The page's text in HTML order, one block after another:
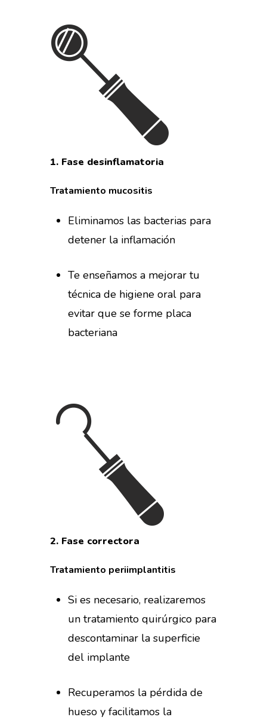
1. Fase desinflamatoria
Tratamiento mucositis
Eliminamos las bacterias para
detener la inflamación
Te enseñamos a mejorar tu
técnica de higiene oral para
evitar que se forme placa
bacteriana
2. Fase correctora
Tratamiento periimplantitis
Si es necesario, realizaremos
un tratamiento quirúrgico para
descontaminar la superficie
del implante
Recuperamos la pérdida de
hueso y facilitamos la